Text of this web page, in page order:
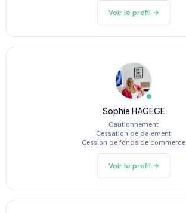
Voir le profil →
Sophie HAGEGE
Cautionnement
Cessation de paiement
Cession de fonds de commerce
Voir le profil →